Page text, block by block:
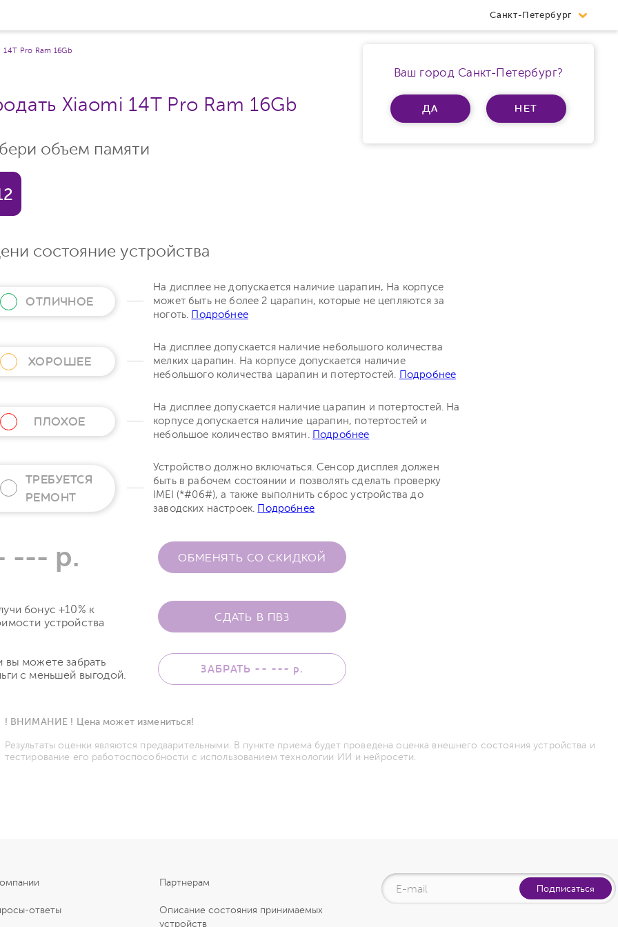
Санкт-Петербург
Ваш город Санкт-Петербург?
ДА НЕТ
14T Pro Ram 16Gb
Xiaomi 14T Pro Ram 16Gb
объем памяти
состояние устройства
ОТЛИЧНОЕ
На дисплее не допускается наличие царапин, На корпусе
может быть не более 2 царапин, которые не цепляются за
ноготь. Подробнее
ХОРОШЕЕ
На дисплее допускается наличие небольшого количества
мелких царапин. На корпусе допускается наличие
небольшого количества царапин и потертостей. Подробнее
ПЛОХОЕ
На дисплее допускается наличие царапин и потертостей. На
корпусе допускается наличие царапин, потертостей и
небольшое количество вмятин. Подробнее
ТРЕБУЕТСЯ
РЕМОНТ
Устройство должно включаться. Сенсор дисплея должен
быть в рабочем состоянии и позволять сделать проверку
IMEI (*#06#), а также выполнить сброс устройства до
заводских настроек. Подробнее
--- р. ОБМЕНЯТЬ СО СКИДКОЙ
бонус +10% к
устройства
СДАТЬ В ПВЗ
вы можете забрать
с меньшей выгодой.
ЗАБРАТЬ -- --- р.
! ВНИМАНИЕ ! Цена может измениться!
Результаты оценки являются предварительными. В пункте приема будет проведена оценка внешнего состояния устройства и
тестирование его работоспособности с использованием технологии ИИ и нейросети.
Партнерам
ответы
Описание состояния принимаемых
устройств
Подписаться